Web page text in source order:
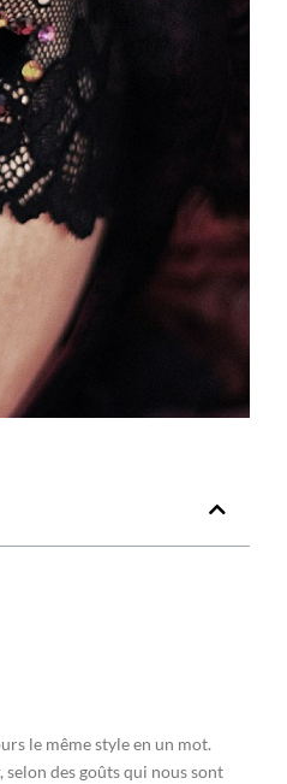
le même style en un mot.
des goûts qui nous sont